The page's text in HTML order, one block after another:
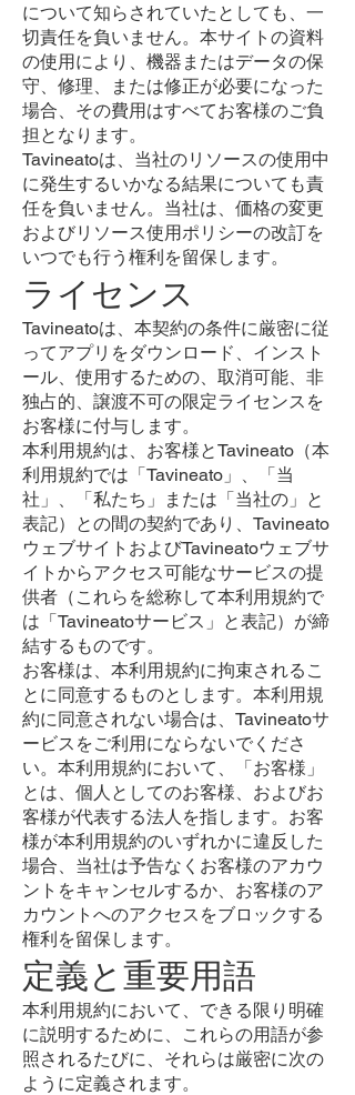
について知らされていたとしても、一
切責任を負いません。本サイトの資料
の使用により、機器またはデータの保
守、修理、または修正が必要になった
場合、その費用はすべてお客様のご負
担となります。
Tavineatoは、当社のリソースの使用中
に発生するいかなる結果についても責
任を負いません。当社は、価格の変更
およびリソース使用ポリシーの改訂を
いつでも行う権利を留保します。
ライセンス
Tavineatoは、本契約の条件に厳密に従
ってアプリをダウンロード、インスト
ール、使用するための、取消可能、非
独占的、譲渡不可の限定ライセンスを
お客様に付与します。
本利用規約は、お客様とTavineato（本
利用規約では「Tavineato」、「当
社」、「私たち」または「当社の」と
表記）との間の契約であり、Tavineato
ウェブサイトおよびTavineatoウェブサ
イトからアクセス可能なサービスの提
供者（これらを総称して本利用規約で
は「Tavineatoサービス」と表記）が締
結するものです。
お客様は、本利用規約に拘束されるこ
とに同意するものとします。本利用規
約に同意されない場合は、Tavineatoサ
ービスをご利用にならないでくださ
い。本利用規約において、「お客様」
とは、個人としてのお客様、およびお
客様が代表する法人を指します。お客
様が本利用規約のいずれかに違反した
場合、当社は予告なくお客様のアカウ
ントをキャンセルするか、お客様のア
カウントへのアクセスをブロックする
権利を留保します。
定義と重要用語
本利用規約において、できる限り明確
に説明するために、これらの用語が参
照されるたびに、それらは厳密に次の
ように定義されます。